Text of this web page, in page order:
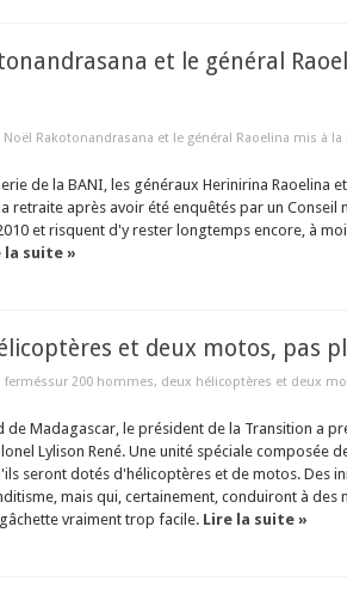
et le général
Noël Rakotonandrasana et le général Raoelina mis à la
de la BANI, les généraux Herinirina Raoelina et
retraite après avoir été enquêtés par un Conseil
et risquent d'y rester longtemps encore, à
la suite »
et deux motos, pas
ferméssur 200 hommes, deux hélicoptères et deux
de Madagascar, le président de la Transition a
Lylison René. Une unité spéciale composée
seront dotés d'hélicoptères et de motos. Des
mais qui, certainement, conduiront à des
vraiment trop facile. Lire la suite »